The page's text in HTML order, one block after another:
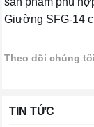
Giường SFG-14
Theo dõi chúng
TIN TỨC